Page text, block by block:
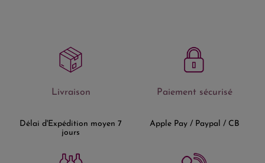
Livraison
Délai d'Expédition moyen 7
jours
Paiement sécurisé
Apple Pay / Paypal / CB